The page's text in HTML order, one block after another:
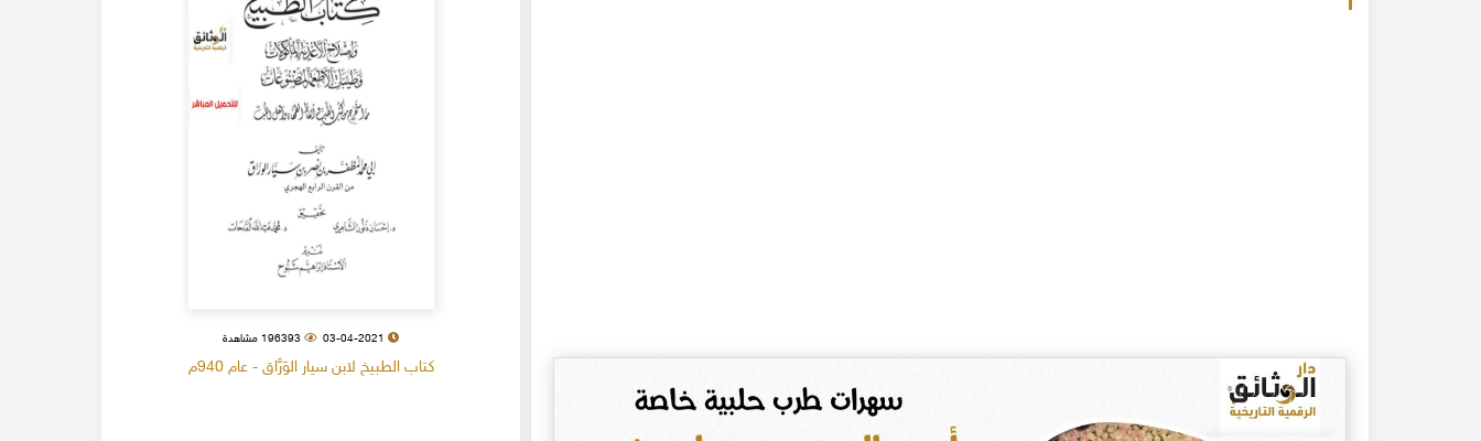
كتاب نهر الذهب في تاريخ حلب - الاجزاء الثلاثة الطبعة
الاصلية غير المنقحة
03-04-2021 196393 مشاهدة
كتاب الطبيخ لابن سيار الوَرَّاق - عام 940م